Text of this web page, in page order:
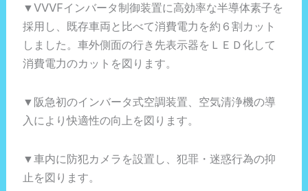
▼VVVFインバータ制御装置に高効率な半導体素子を
採用し、既存車両と比べて消費電力を約６割カット
しました。車外側面の行き先表示器をＬＥＤ化して
消費電力のカットを図ります。
▼阪急初のインバータ式空調装置、空気清浄機の導
入により快適性の向上を図ります。
▼車内に防犯カメラを設置し、犯罪・迷惑行為の抑
止を図ります。